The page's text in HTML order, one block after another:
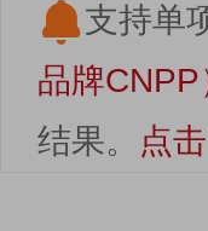
支持单
品牌CNPP
结果。
点